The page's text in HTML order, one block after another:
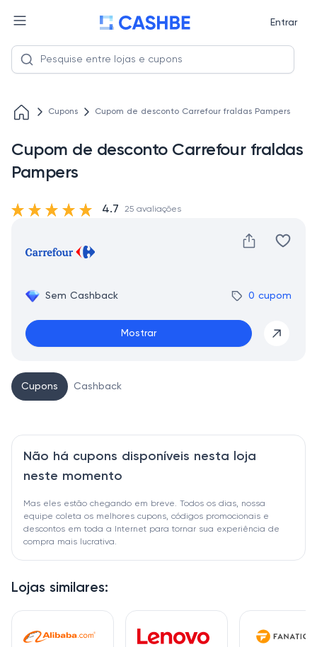
Entrar
Cupons Cupom de desconto Сarrefour fraldas Pampers
Cupom de desconto Сarrefour fraldas
Pampers
Sem Cashback 0 cupom
Mostrar
4.7 25 avaliações
Lojas similares:
Cupons Cashback
Não há cupons disponíveis nesta loja
neste momento
Mas eles estão chegando em breve. Todos os dias, nossa
equipe coleta os melhores cupons, códigos promocionais e
descontos em toda a Internet para tornar sua experiência de
compra mais lucrativa.